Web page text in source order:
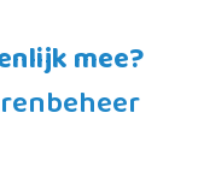
mee?